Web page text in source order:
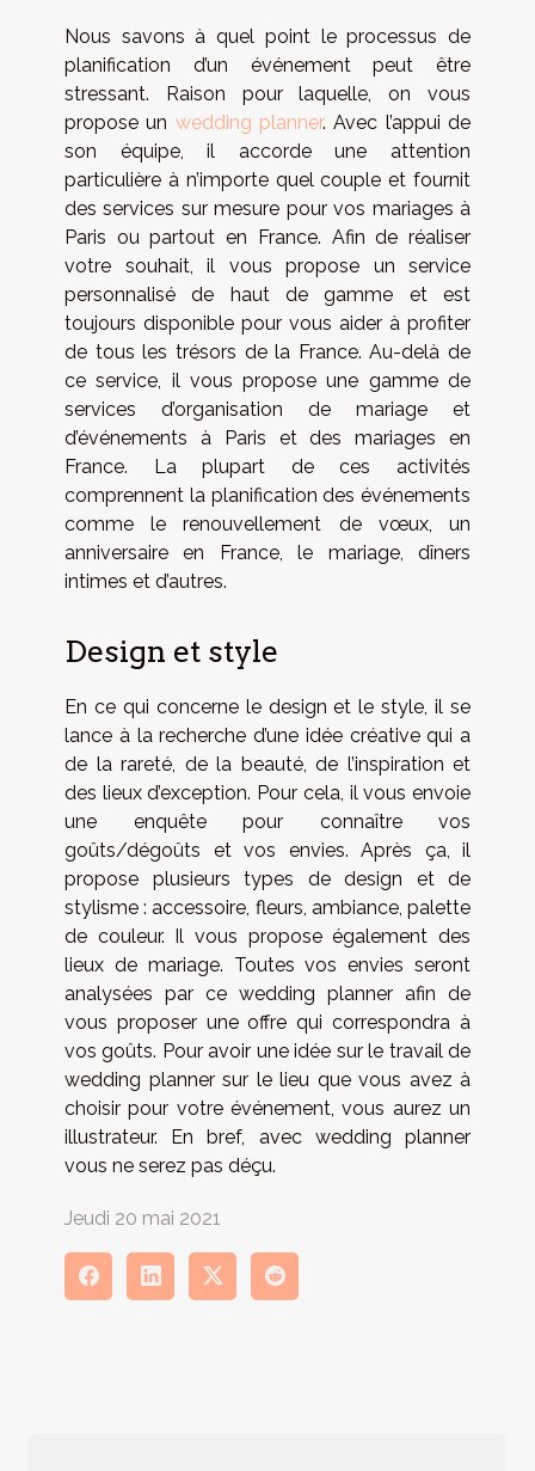
Nous savons à quel point le processus de
planification d’un événement peut être
stressant. Raison pour laquelle, on vous
propose un wedding planner. Avec l’appui de
son équipe, il accorde une attention
particulière à n’importe quel couple et fournit
des services sur mesure pour vos mariages à
Paris ou partout en France. Afin de réaliser
votre souhait, il vous propose un service
personnalisé de haut de gamme et est
toujours disponible pour vous aider à profiter
de tous les trésors de la France. Au-delà de
ce service, il vous propose une gamme de
services d’organisation de mariage et
d’événements à Paris et des mariages en
France. La plupart de ces activités
comprennent la planification des événements
comme le renouvellement de vœux, un
anniversaire en France, le mariage, dîners
intimes et d’autres.
Design et style
En ce qui concerne le design et le style, il se
lance à la recherche d’une idée créative qui a
de la rareté, de la beauté, de l’inspiration et
des lieux d’exception. Pour cela, il vous envoie
une enquête pour connaître vos
goûts/dégoûts et vos envies. Après ça, il
propose plusieurs types de design et de
stylisme : accessoire, fleurs, ambiance, palette
de couleur. Il vous propose également des
lieux de mariage. Toutes vos envies seront
analysées par ce wedding planner afin de
vous proposer une offre qui correspondra à
vos goûts. Pour avoir une idée sur le travail de
wedding planner sur le lieu que vous avez à
choisir pour votre événement, vous aurez un
illustrateur. En bref, avec wedding planner
vous ne serez pas déçu.
Jeudi 20 mai 2021